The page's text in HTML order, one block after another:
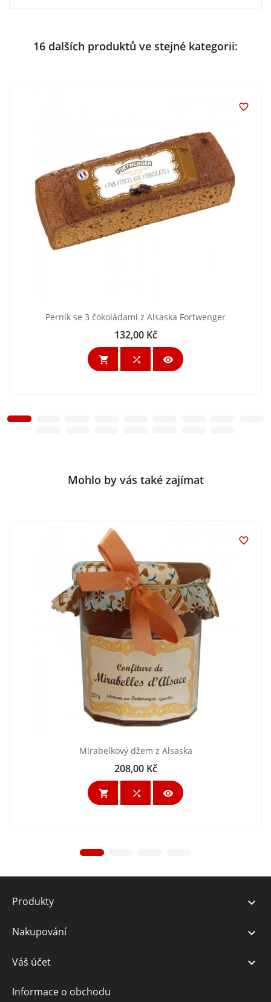
16 dalších produktů ve stejné kategorii:

Perník se 3 čokoládami z Alsaska Fortwenger
Cena
132,00 Kč
  
Mohlo by vás také zajímat

Mirabelkový džem z Alsaska
Cena
208,00 Kč
  
Produkty 
Nakupování 
Váš účet 
Informace o obchodu